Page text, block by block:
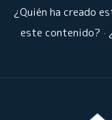
¿Quién ha creado
este contenido? ·